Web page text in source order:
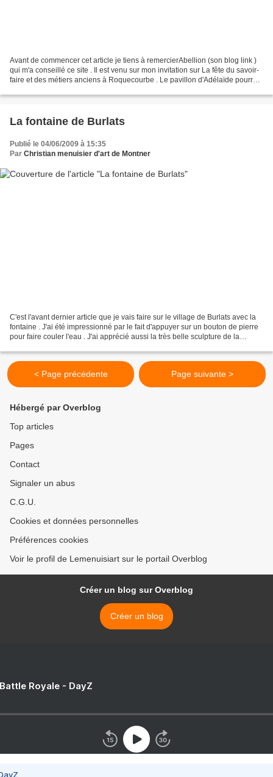
Avant de commencer cet article je tiens à remercierAbellion (son blog link )
qui m'a conseillé ce site . Il est venu sur mon invitation sur La fête du savoir-
faire et des métiers anciens à Roquecourbe . Le pavillon d'Adélaïde pourrait
La fontaine de Burlats
Publié le 04/06/2009 à 15:35
Par Christian menuisier d'art de Montner
C'est l'avant dernier article que je vais faire sur le village de Burlats avec la
fontaine . J'ai été impressionné par le fait d'appuyer sur un bouton de pierre
pour faire couler l'eau . J'ai apprécié aussi la très belle sculpture de la
< Page précédente Page suivante >
Hébergé par Overblog
Top articles
Pages
Contact
Signaler un abus
C.G.U.
Cookies et données personnelles
Préférences cookies
Voir le profil de Lemenuisiart sur le portail Overblog
Créer un blog sur Overblog
Créer un blog
Royale - DayZ